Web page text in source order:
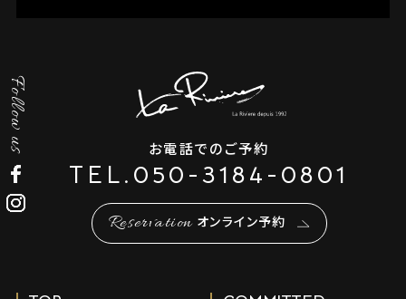
お電話でのご予約
TEL. 050-3184-0801
Reservation オンライン予約
Follow us